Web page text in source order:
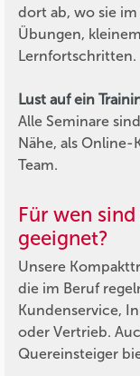
dort ab, wo sie
Übungen,
Lernfortschritten.
Lust auf ein
Alle Seminare
Nähe, als
Team.
Für wen
geeignet?
Unsere
die im Beruf
Kundenservice,
oder Vertrieb.
Quereinsteiger